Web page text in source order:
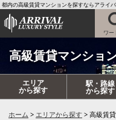
都内の高級賃貸マンションを探すならアライ
ワー
高級賃貸マンショ
エリア
から探す
駅・路線
から探す
ホーム エリアから探す 高級賃